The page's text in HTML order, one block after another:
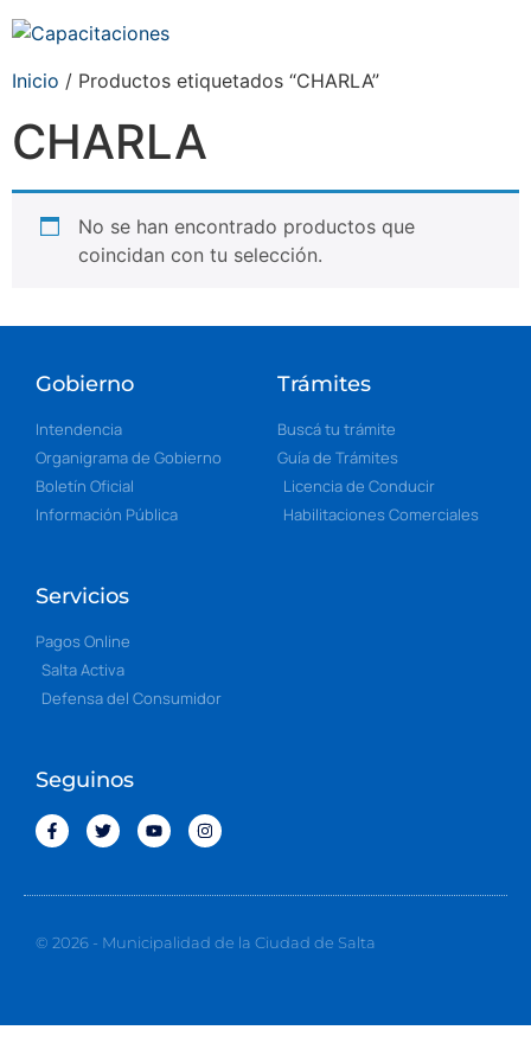
Inicio / Productos etiquetados “CHARLA”
CHARLA
No se han encontrado productos que
coincidan con tu selección.
Gobierno
Intendencia
Organigrama de Gobierno
Boletín Oficial
Información Pública
Trámites
Buscá tu trámite
Guía de Trámites
Licencia de Conducir
Habilitaciones Comerciales
Servicios
Pagos Online
Salta Activa
Defensa del Consumidor
Seguinos
© 2026 - Municipalidad de la Ciudad de Salta